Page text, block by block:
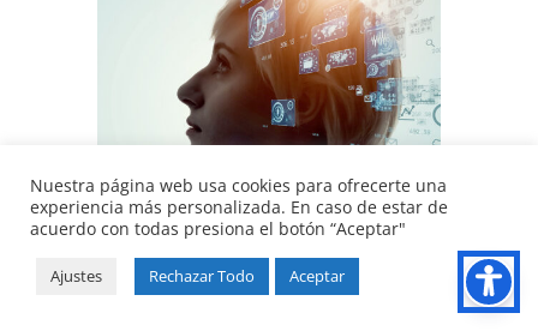
Ser un Chief Data Officer (CDO) significa
ser el baluarte de la estrategia de datos
Nuestra página web usa cookies para ofrecerte una
experiencia más personalizada. En caso de estar de
acuerdo con todas presiona el botón “Aceptar"
Ajustes Rechazar Todo Aceptar